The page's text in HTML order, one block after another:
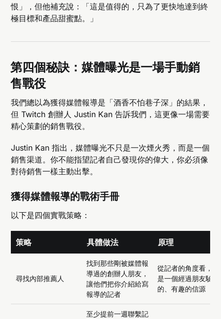
恨」，但他補充說：「這是值得的，只為了更快地達到終
極目標和產品甜蜜點。」
第四個秘訣：媒體曝光是一場手動銷
售戰役
我們總以為獲得媒體報導是「酒香不怕巷子深」的結果，
但 Twitch 創辦人 Justin Kan 告訴我們，這更像一場需要
精心策劃的銷售戰役。
Justin Kan 指出，媒體曝光不只是一次煙火秀，而是一個
銷售渠道。你不能指望記者自己發現你的偉大，你必須像
對待銷售一樣主動出擊。
獲得媒體報導的戰術手冊
以下是四個實戰策略：
策略 具體做法 原理
尋找內部推薦人
找到那些剛被媒體報
導過的創辦人朋友，
讓他們把你介紹給寫
報導的記者
從記者的角度看，這
是一個經過朋友驗證
的、有趣的信源
至少提前一週聯繫記